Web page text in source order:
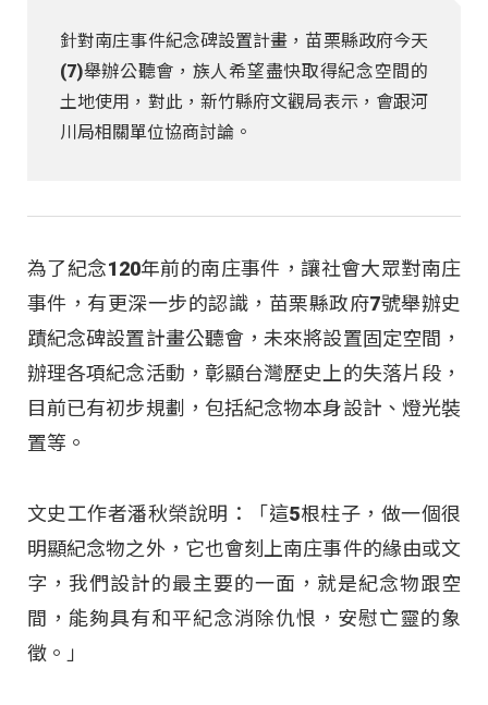
針對南庄事件紀念碑設置計畫，苗栗縣政府今天
(7)舉辦公聽會，族人希望盡快取得紀念空間的
土地使用，對此，新竹縣府文觀局表示，會跟河
川局相關單位協商討論。
為了紀念120年前的南庄事件，讓社會大眾對南庄
事件，有更深一步的認識，苗栗縣政府7號舉辦史
蹟紀念碑設置計畫公聽會，未來將設置固定空間，
辦理各項紀念活動，彰顯台灣歷史上的失落片段，
目前已有初步規劃，包括紀念物本身設計、燈光裝
置等。
文史工作者潘秋榮說明：「這5根柱子，做一個很
明顯紀念物之外，它也會刻上南庄事件的緣由或文
字，我們設計的最主要的一面，就是紀念物跟空
間，能夠具有和平紀念消除仇恨，安慰亡靈的象
徵。」